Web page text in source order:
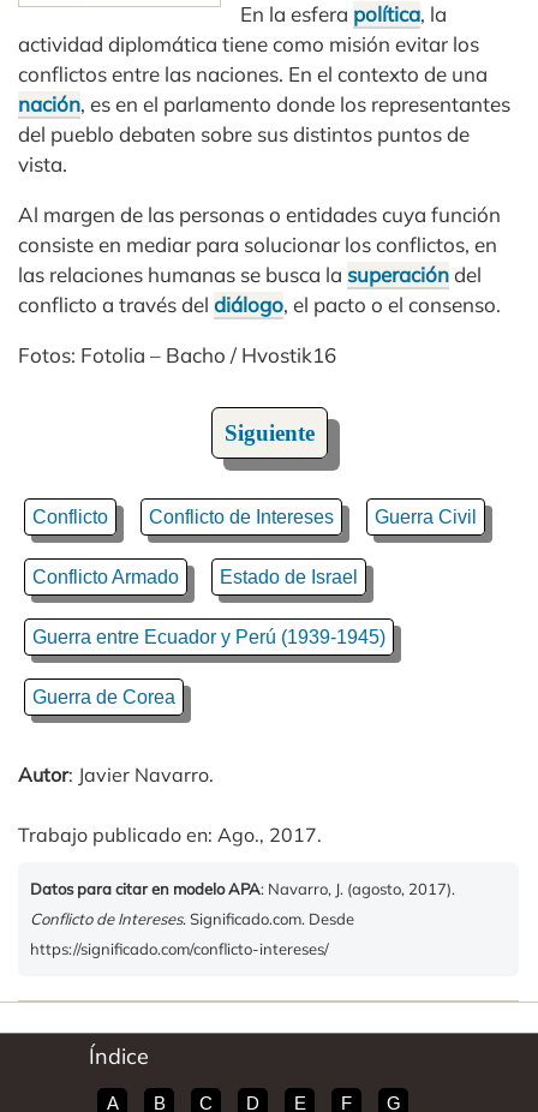
En la esfera política, la
actividad diplomática tiene como misión evitar los
conflictos entre las naciones. En el contexto de una
nación, es en el parlamento donde los representantes
del pueblo debaten sobre sus distintos puntos de
vista.
Al margen de las personas o entidades cuya función
consiste en mediar para solucionar los conflictos, en
las relaciones humanas se busca la superacióndel
conflicto a través del diálogo, el pacto o el consenso.
Fotos: Fotolia – Bacho / Hvostik16
Siguiente
Conflicto Conflicto de Intereses Guerra Civil
Conflicto Armado Estado de Israel
Guerra entre Ecuador y Perú (1939-1945)
Guerra de Corea
Autor: Javier Navarro.
Trabajo publicado en: Ago., 2017.
Datos para citar en modelo APA: Navarro, J. (agosto, 2017).
Conflicto de Intereses. Significado.com. Desde
https://significado.com/conflicto-intereses/
Índice
A B C D E F G